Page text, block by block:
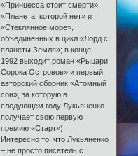
«Принцесса стоит смерти»,
«Планета, которой нет» и
«Стеклянное море»,
объединенных в цикл «Лорд с
планеты Земля»; в конце
1992 выходит роман «Рыцари
Сорока Островов» и первый
авторский сборник «Атомный
сон», за которую в
следующем году Лукьяненко
получает свою первую
премию «Старт»).
Интересно то, что Лукьяненко
– не просто писатель с